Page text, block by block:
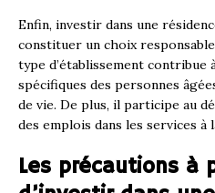
Enfin, investir dans une
constituer un choix
type d’établissement contribue
spécifiques des personnes
de vie. De plus, il participe au
des emplois dans les services à
Les précautions à